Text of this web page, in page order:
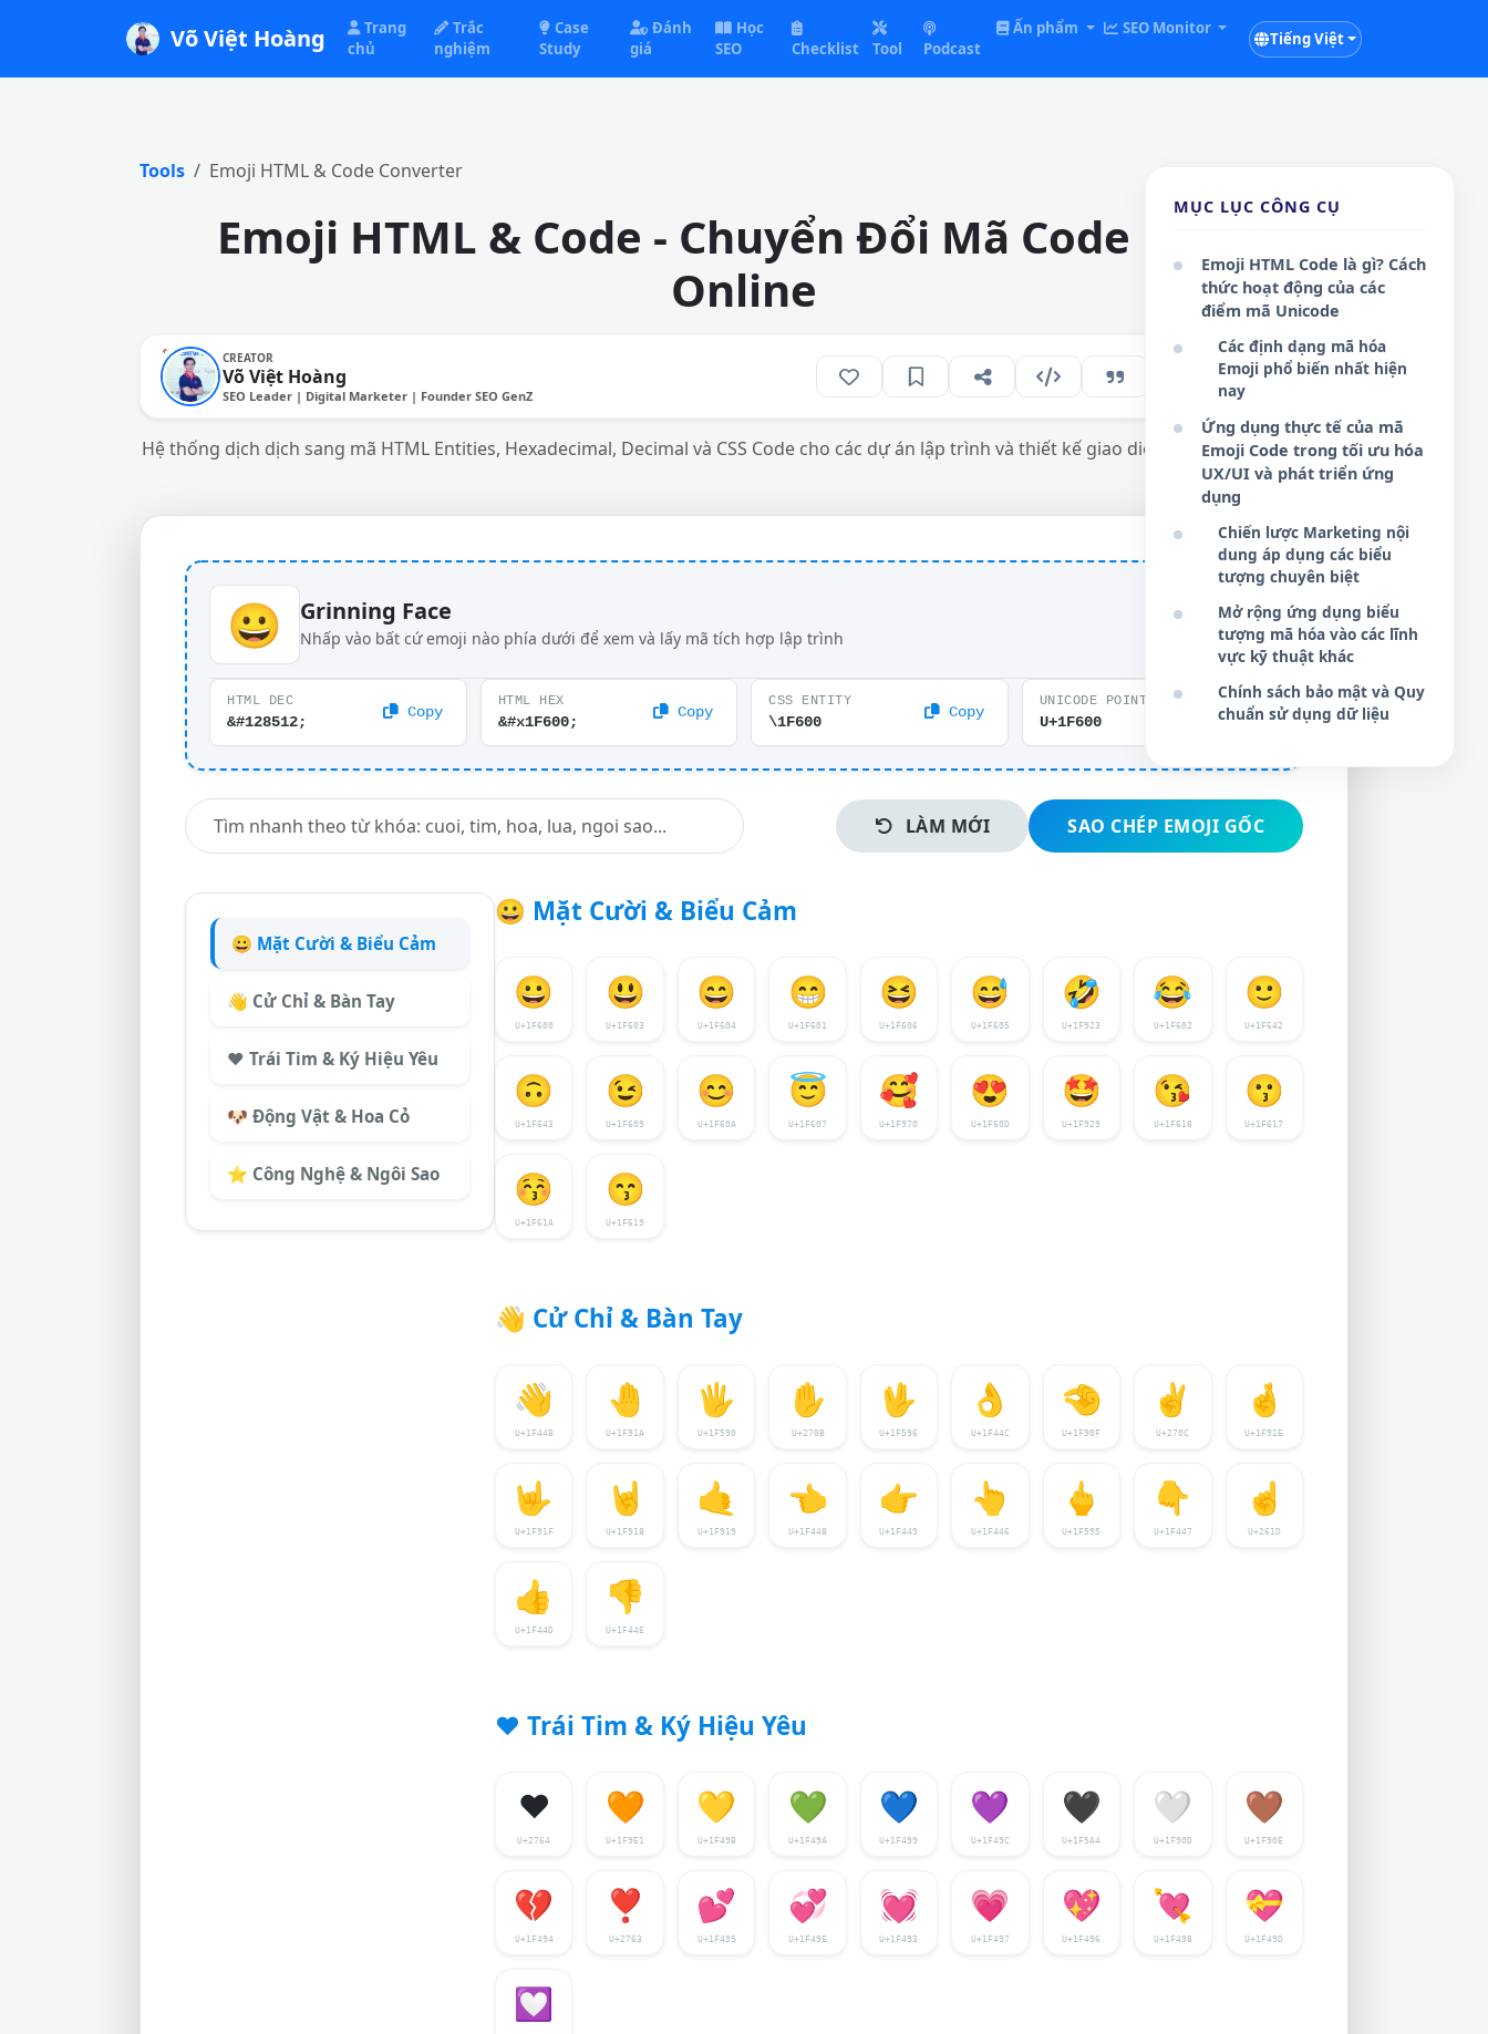
Võ Việt Hoàng
Trang
chủ
Trắc
nghiệm
Case
Study
Đánh
giá
Học
SEO
Checklist Tool Podcast
Ấn phẩm SEO Monitor
Tiếng Việt
Tools Emoji HTML & Code Converter
Emoji HTML & Code - Chuyển Đổi Mã Code Entity
Online
CREATOR
Võ Việt Hoàng
SEO Leader | Digital Marketer | Founder SEO GenZ
229
Hệ thống dịch dịch sang mã HTML Entities, Hexadecimal, Decimal và CSS Code cho các dự án lập trình và thiết kế giao diện tối ưu hóa hiệu năng.
😀 Grinning Face
Nhấp vào bất cứ emoji nào phía dưới để xem và lấy mã tích hợp lập trình
HTML DEC
&#128512;
Copy
HTML HEX
&#x1F600;
Copy
CSS ENTITY
\1F600
Copy
UNICODE POINT
U+1F600
Copy
LÀM MỚI SAO CHÉP EMOJI GỐC
😀 Mặt Cười & Biểu Cảm
👋 Cử Chỉ & Bàn Tay
❤️ Trái Tim & Ký Hiệu Yêu
🐶 Động Vật & Hoa Cỏ
⭐ Công Nghệ & Ngôi Sao
😀 Mặt Cười & Biểu Cảm
😀
U+1F600
😃
U+1F603
😄
U+1F604
😁
U+1F601
😆
U+1F606
😅
U+1F605
🤣
U+1F923
😂
U+1F602
🙂
U+1F642
🙃
U+1F643
😉
U+1F609
😊
U+1F60A
😇
U+1F607
🥰
U+1F970
😍
U+1F60D
🤩
U+1F929
😘
U+1F618
😗
U+1F617
😚
U+1F61A
😙
U+1F619
👋 Cử Chỉ & Bàn Tay
👋
U+1F44B
🤚
U+1F91A
🖐️
U+1F590
✋
U+270B
🖖
U+1F596
👌
U+1F44C
🤏
U+1F90F
✌️
U+270C
🤞
U+1F91E
🤟
U+1F91F
🤘
U+1F918
🤙
U+1F919
👈
U+1F448
👉
U+1F449
👆
U+1F446
🖕
U+1F595
👇
U+1F447
☝️
U+261D
👍
U+1F44D
👎
U+1F44E
❤️ Trái Tim & Ký Hiệu Yêu
❤️
U+2764
🧡
U+1F9E1
💛
U+1F49B
💚
U+1F49A
💙
U+1F499
💜
U+1F49C
🖤
U+1F5A4
🤍
U+1F90D
🤎
U+1F90E
💔
U+1F494
❣️
U+2763
💕
U+1F495
💞
U+1F49E
💓
U+1F493
💗
U+1F497
💖
U+1F496
💘
U+1F498
💝
U+1F49D
💟
MỤC LỤC CÔNG CỤ
Emoji HTML Code là gì? Cách
thức hoạt động của các
điểm mã Unicode
Các định dạng mã hóa
Emoji phổ biến nhất hiện
nay
Ứng dụng thực tế của mã
Emoji Code trong tối ưu hóa
UX/UI và phát triển ứng
dụng
Chiến lược Marketing nội
dung áp dụng các biểu
tượng chuyên biệt
Mở rộng ứng dụng biểu
tượng mã hóa vào các lĩnh
vực kỹ thuật khác
Chính sách bảo mật và Quy
chuẩn sử dụng dữ liệu